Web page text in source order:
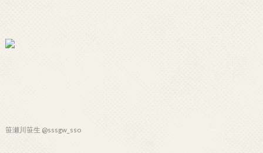
笹瀬川笹生 @sssgw_sso